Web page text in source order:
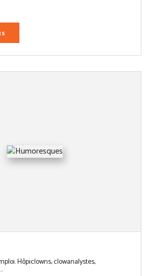
Hôpiclowns, clowanalystes,